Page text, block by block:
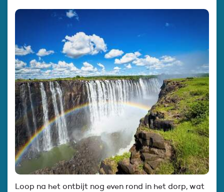
Loop na het ontbijt nog even rond in het dorp, wat